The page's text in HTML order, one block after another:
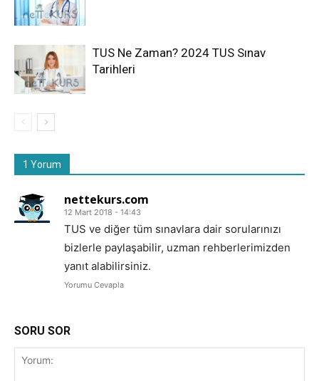
TUS Ne Zaman? 2024 TUS Sınav
Tarihleri
1 Yorum
nettekurs.com
12 Mart 2018 - 14:43
TUS ve diğer tüm sınavlara dair sorularınızı
bizlerle paylaşabilir, uzman rehberlerimizden
yanıt alabilirsiniz.
Yorumu Cevapla
SORU SOR